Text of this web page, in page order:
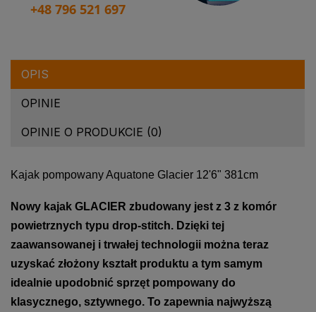
+48 796 521 697
OPIS
OPINIE
OPINIE O PRODUKCIE (0)
Kajak pompowany Aquatone Glacier 12'6" 381cm
Nowy kajak GLACIER zbudowany jest z 3 z komór
powietrznych typu drop-stitch. Dzięki tej
zaawansowanej i trwałej technologii można teraz
uzyskać złożony kształt produktu a tym samym
idealnie upodobnić sprzęt pompowany do
klasycznego, sztywnego. To zapewnia najwyższą